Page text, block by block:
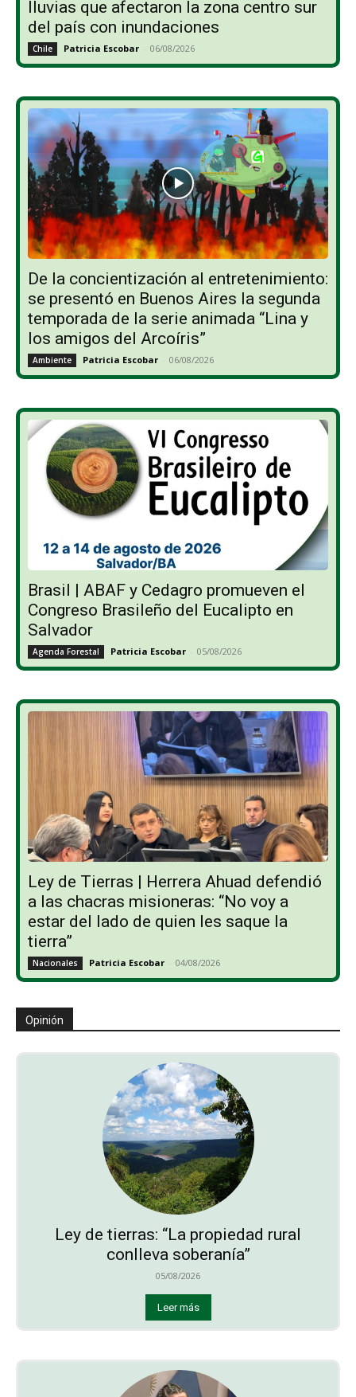
lluvias que afectaron la zona centro sur
del país con inundaciones
Chile Patricia Escobar - 06/08/2026
De la concientización al entretenimiento:
se presentó en Buenos Aires la segunda
temporada de la serie animada “Lina y
los amigos del Arcoíris”
Ambiente Patricia Escobar - 06/08/2026
Brasil | ABAF y Cedagro promueven el
Congreso Brasileño del Eucalipto en
Salvador
Agenda Forestal Patricia Escobar - 05/08/2026
Ley de Tierras | Herrera Ahuad defendió
a las chacras misioneras: “No voy a
estar del lado de quien les saque la
tierra”
Nacionales Patricia Escobar - 04/08/2026
Opinión
Ley de tierras: “La propiedad rural
conlleva soberanía”
05/08/2026
Leer más